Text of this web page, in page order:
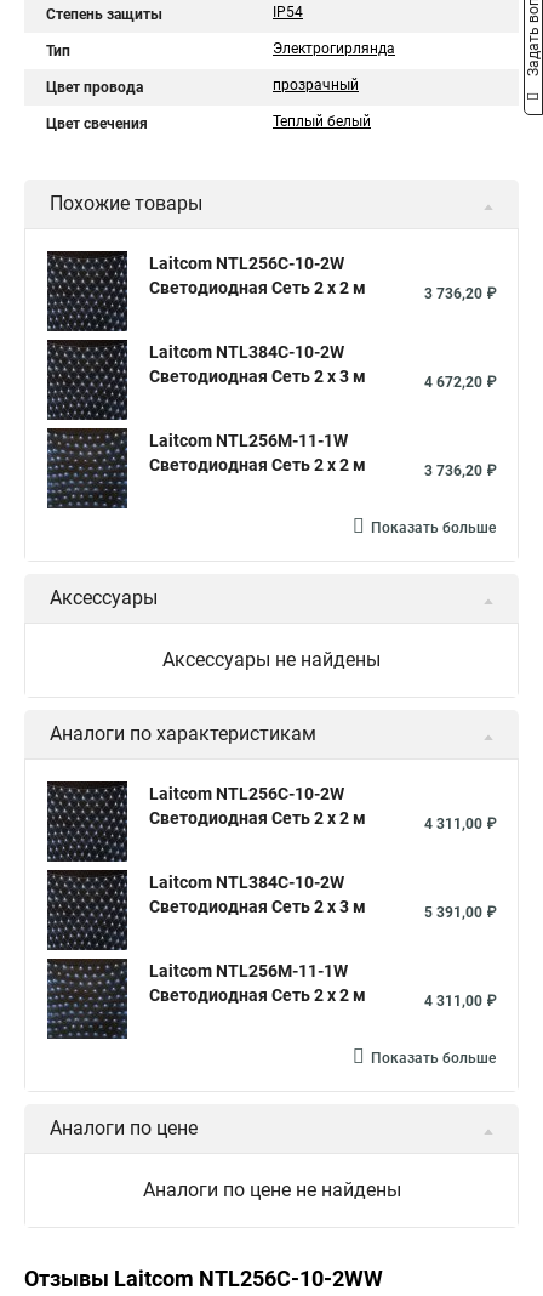
Степень защиты IP54
Тип Электрогирлянда
Цвет провода прозрачный
Цвет свечения Теплый белый
Похожие товары
Laitcom NTL256C-10-2W
Светодиодная Сеть 2 x 2 м
3 736,20 ₽
Laitcom NTL384C-10-2W
Светодиодная Сеть 2 x 3 м
4 672,20 ₽
Laitcom NTL256M-11-1W
Светодиодная Сеть 2 x 2 м
3 736,20 ₽
Показать больше
Аксессуары
Аксессуары не найдены
Аналоги по характеристикам
Laitcom NTL256C-10-2W
Светодиодная Сеть 2 x 2 м
4 311,00 ₽
Laitcom NTL384C-10-2W
Светодиодная Сеть 2 x 3 м
5 391,00 ₽
Laitcom NTL256M-11-1W
Светодиодная Сеть 2 x 2 м
4 311,00 ₽
Показать больше
Аналоги по цене
Аналоги по цене не найдены
Отзывы Laitcom NTL256C-10-2WW
Задать вопрос